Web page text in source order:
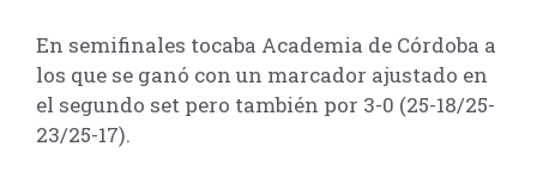
En semifinales tocaba Academia de Córdoba a
los que se ganó con un marcador ajustado en
el segundo set pero también por 3-0 (25-18/25-
23/25-17).